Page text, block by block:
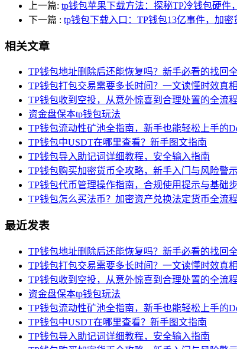
上一篇: tp钱包苹果下载方法：探秘TP冷钱包硬件
下一篇 : tp钱包下载入口：TP钱包13亿事件，加
相关文章
TP钱包地址删除后还能恢复吗？新手必看的找回
TP钱包打包交易需要多长时间？一文读懂时效真
TP钱包收到空投，从意外惊喜到合理处置的全流
资金盘保本tp钱包玩法
TP钱包流动性矿池全指南，新手也能轻松上手的
TP钱包中USDT在哪里查看？新手图文指南
TP钱包导入助记词详细教程，安全输入指南
TP钱包购买加密货币全攻略，新手入门与风险警示
TP钱包代币管理操作指南，合规使用提示与基础
TP钱包怎么买法币？加密资产兑换法定货币全流
最近发表
TP钱包地址删除后还能恢复吗？新手必看的找回
TP钱包打包交易需要多长时间？一文读懂时效真
TP钱包收到空投，从意外惊喜到合理处置的全流
资金盘保本tp钱包玩法
TP钱包流动性矿池全指南，新手也能轻松上手的
TP钱包中USDT在哪里查看？新手图文指南
TP钱包导入助记词详细教程，安全输入指南